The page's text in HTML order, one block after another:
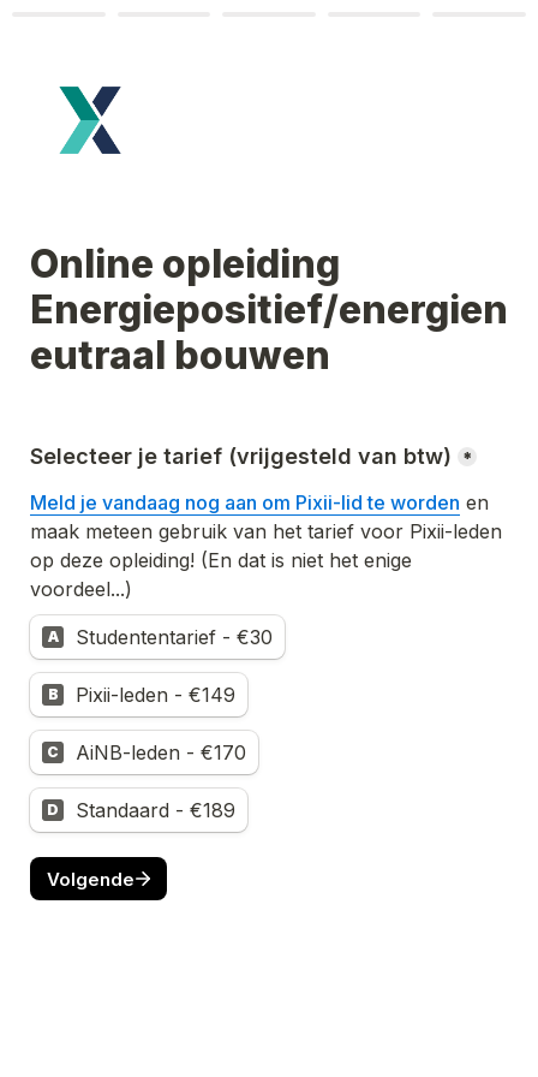
Online opleiding
Energiepositief/energien
eutraal bouwen
Selecteer je tarief (vrijgesteld van btw) *
Meld je vandaag nog aan om Pixii-lid te worden en
maak meteen gebruik van het tarief voor Pixii-leden
op deze opleiding! (En dat is niet het enige
voordeel...)
A Studententarief - €30
B Pixii-leden - €149
C AiNB-leden - €170
D Standaard - €189
Volgende